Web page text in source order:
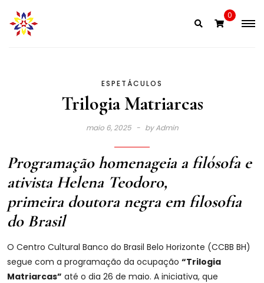
content
0
ESPETÁCULOS
Trilogia Matriarcas
maio 6, 2025 byAdmin
Programação homenageia a filósofa e
ativista Helena Teodoro,
primeira doutora negra em filosofia
do Brasil
O Centro Cultural Banco do Brasil Belo Horizonte (CCBB BH)
segue com a programação da ocupação “Trilogia
Matriarcas” até o dia 26 de maio. A iniciativa, que